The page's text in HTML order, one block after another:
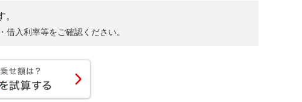
入利率等をご確認ください。